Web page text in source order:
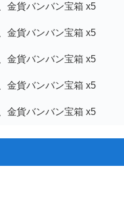
金貨バンバン宝箱 x5
金貨バンバン宝箱 x5
金貨バンバン宝箱 x5
金貨バンバン宝箱 x5
金貨バンバン宝箱 x5